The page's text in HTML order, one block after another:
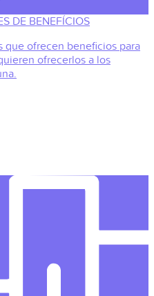
DE BENEFÍCIOS
que ofrecen beneficios para
ofrecerlos a los